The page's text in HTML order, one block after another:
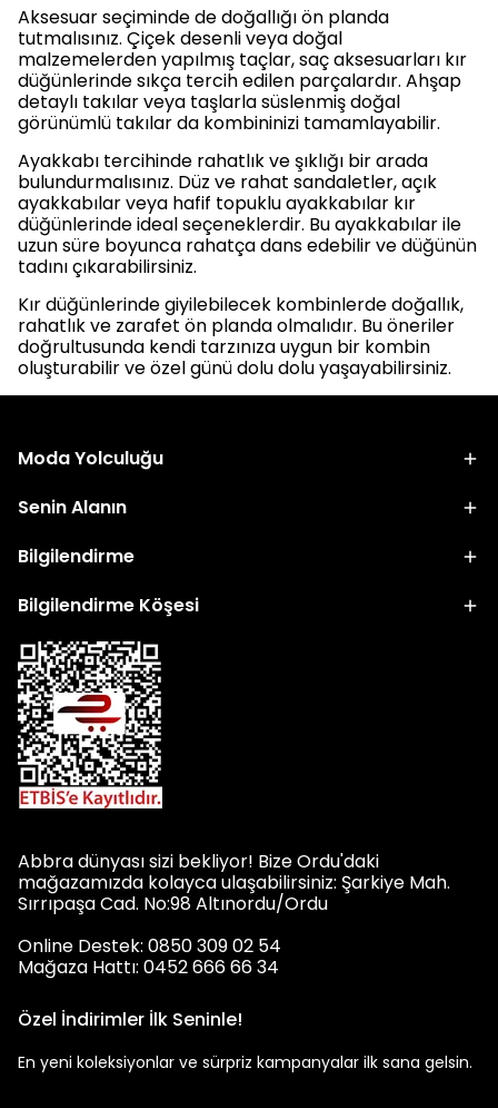
Aksesuar seçiminde de doğallığı ön planda
tutmalısınız. Çiçek desenli veya doğal
malzemelerden yapılmış taçlar, saç aksesuarları kır
düğünlerinde sıkça tercih edilen parçalardır. Ahşap
detaylı takılar veya taşlarla süslenmiş doğal
görünümlü takılar da kombininizi tamamlayabilir.
Ayakkabı tercihinde rahatlık ve şıklığı bir arada
bulundurmalısınız. Düz ve rahat sandaletler, açık
ayakkabılar veya hafif topuklu ayakkabılar kır
düğünlerinde ideal seçeneklerdir. Bu ayakkabılar ile
uzun süre boyunca rahatça dans edebilir ve düğünün
tadını çıkarabilirsiniz.
Kır düğünlerinde giyilebilecek kombinlerde doğallık,
rahatlık ve zarafet ön planda olmalıdır. Bu öneriler
doğrultusunda kendi tarzınıza uygun bir kombin
oluşturabilir ve özel günü dolu dolu yaşayabilirsiniz.
Moda Yolculuğu
Senin Alanın
Bilgilendirme
Bilgilendirme Köşesi
Abbra dünyası sizi bekliyor! Bize Ordu'daki
mağazamızda kolayca ulaşabilirsiniz: Şarkiye Mah.
Sırrıpaşa Cad. No:98 Altınordu/Ordu
Online Destek: 0850 309 02 54
Mağaza Hattı: 0452 666 66 34
Özel İndirimler İlk Seninle!
En yeni koleksiyonlar ve sürpriz kampanyalar ilk sana gelsin.